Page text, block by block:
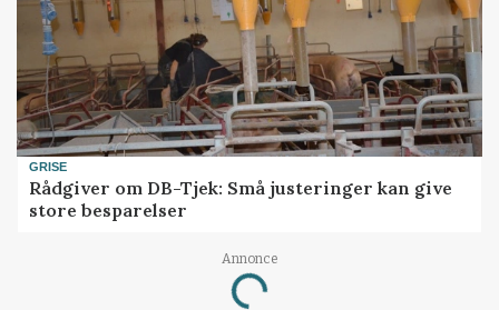
GRISE
Rådgiver om DB-Tjek: Små justeringer kan give
store besparelser
Annonce
Loading...